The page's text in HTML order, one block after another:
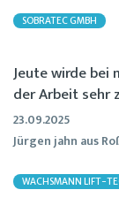
SOBRATEC GMBH
Jeute wirde bei
der Arbeit sehr
23.09.2025
Jürgen jahn aus
WACHSMANN LIFT-